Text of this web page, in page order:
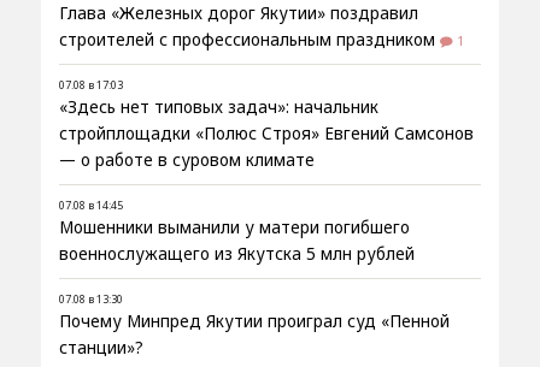
Глава «Железных дорог Якутии» поздравил
строителей с профессиональным праздником
1
07.08 в 17:03
«Здесь нет типовых задач»: начальник
стройплощадки «Полюс Строя» Евгений Самсонов
— о работе в суровом климате
07.08 в 14:45
Мошенники выманили у матери погибшего
военнослужащего из Якутска 5 млн рублей
07.08 в 13:30
Почему Минпред Якутии проиграл суд «Пенной
станции»?